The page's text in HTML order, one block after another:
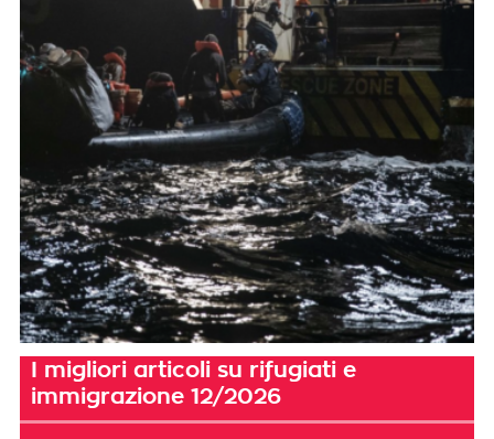
I migliori articoli su rifugiati e
immigrazione 12/2026